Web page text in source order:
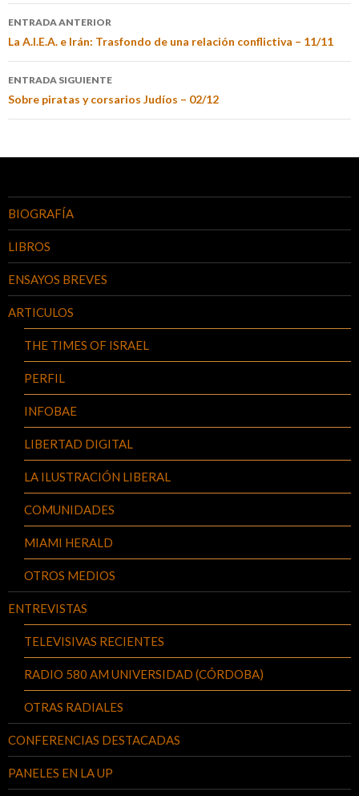
ENTRADA ANTERIOR
La A.I.E.A. e Irán: Trasfondo de una relación conflictiva – 11/11
ENTRADA SIGUIENTE
Sobre piratas y corsarios Judíos – 02/12
BIOGRAFÍA
LIBROS
ENSAYOS BREVES
ARTICULOS
THE TIMES OF ISRAEL
PERFIL
INFOBAE
LIBERTAD DIGITAL
LA ILUSTRACIÓN LIBERAL
COMUNIDADES
MIAMI HERALD
OTROS MEDIOS
ENTREVISTAS
TELEVISIVAS RECIENTES
RADIO 580 AM UNIVERSIDAD (CÓRDOBA)
OTRAS RADIALES
CONFERENCIAS DESTACADAS
PANELES EN LA UP